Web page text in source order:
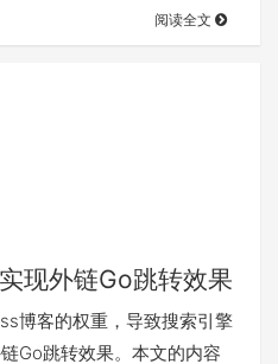
阅读全文
现外链Go跳转效果
博客的权重，导致搜索引擎
Go跳转效果。本文的内容